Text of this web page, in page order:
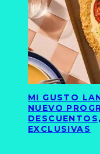
MI GUSTO
NUEVO
EXCLUSIVAS